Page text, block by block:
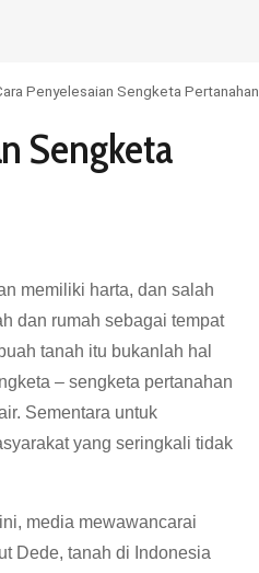
Penyelesaian Sengketa Pertanahan
Sengketa
memiliki harta, dan salah
dan rumah sebagai tempat
tanah itu bukanlah hal
– sengketa pertanahan
Sementara untuk
yang seringkali tidak
media mewawancarai
Dede, tanah di Indonesia